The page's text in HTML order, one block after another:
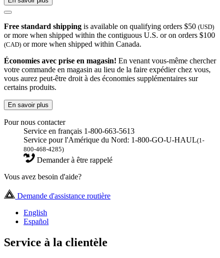
Free standard shipping is available on qualifying orders $50 (USD)
or more when shipped within the contiguous U.S. or on orders $100
(CAD) or more when shipped within Canada.
Économies avec prise en magasin! En venant vous-même chercher
votre commande en magasin au lieu de la faire expédier chez vous,
vous aurez peut-être droit à des économies supplémentaires sur
certains produits.
En savoir plus
Pour nous contacter
Service en français 1-800-663-5613
Service pour l'Amérique du Nord: 1-800-GO-U-HAUL(1-
800-468-4285)
Demander à être rappelé
Vous avez besoin d'aide?
Demande d'assistance routière
English
Español
Service à la clientèle